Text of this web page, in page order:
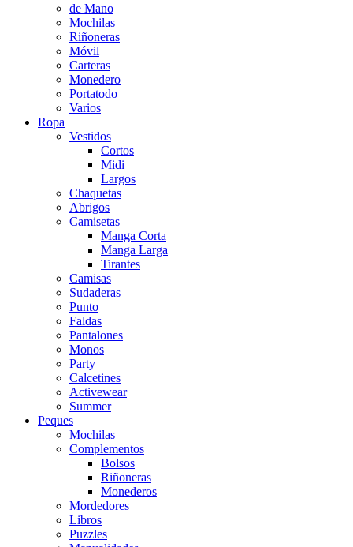
de Mano
Mochilas
Riñoneras
Móvil
Carteras
Monedero
Portatodo
Varios
Ropa
Vestidos
Cortos
Midi
Largos
Chaquetas
Abrigos
Camisetas
Manga Corta
Manga Larga
Tirantes
Camisas
Sudaderas
Punto
Faldas
Pantalones
Monos
Party
Calcetines
Activewear
Summer
Peques
Mochilas
Complementos
Bolsos
Riñoneras
Monederos
Mordedores
Libros
Puzzles